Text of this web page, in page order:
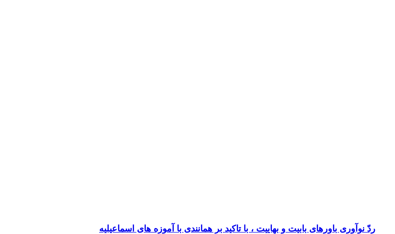
ردّ نوآوری باورهای بابیت و بهاییت ، با تاکید بر همانندی با آموزه های اسماعیلیه